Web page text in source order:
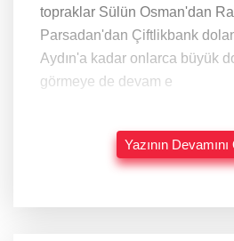
topraklar Sülün Osman'dan
Parsadan'dan Çiftlikbank
Aydın'a kadar onlarca büyük
görmeye de devam e
Yazının